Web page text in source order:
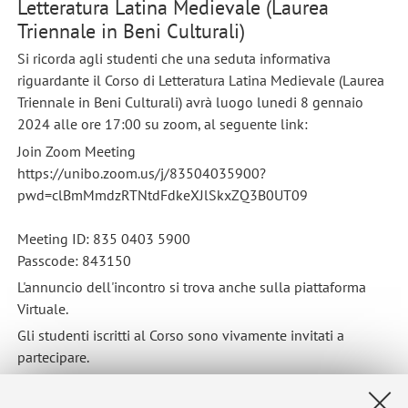
Letteratura Latina Medievale (Laurea
Triennale in Beni Culturali)
Si ricorda agli studenti che una seduta informativa
riguardante il Corso di Letteratura Latina Medievale (Laurea
Triennale in Beni Culturali) avrà luogo lunedi 8 gennaio
2024 alle ore 17:00 su zoom, al seguente link:
Join Zoom Meeting
https://unibo.zoom.us/j/83504035900?
pwd=clBmMmdzRTNtdFdkeXJlSkxZQ3B0UT09
Meeting ID: 835 0403 5900
Passcode: 843150
L'annuncio dell'incontro si trova anche sulla piattaforma
Virtuale.
Gli studenti iscritti al Corso sono vivamente invitati a
partecipare.